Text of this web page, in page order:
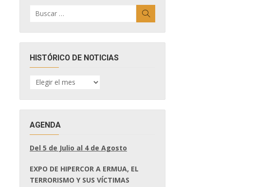
por:
HISTÓRICO DE NOTICIAS
HISTÓRICO
DE
AGENDA
Del 5 de Julio al 4 de Agosto
EXPO DE HIPERCOR A ERMUA, EL
TERRORISMO Y SUS VÍCTIMAS